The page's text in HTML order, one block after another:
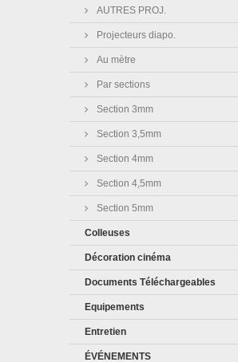
AUTRES PROJ.
Projecteurs diapo.
Au mètre
Par sections
Section 3mm
Section 3,5mm
Section 4mm
Section 4,5mm
Section 5mm
Colleuses
Décoration cinéma
Documents Téléchargeables
Equipements
Entretien
ÉVÉNEMENTS